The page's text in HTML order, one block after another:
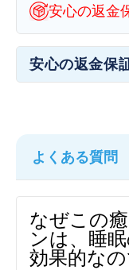
の
数
量
を
減
の
数
量
を
増
安心の返金
安心の返金保
なぜこの
ンは、睡
効果的な